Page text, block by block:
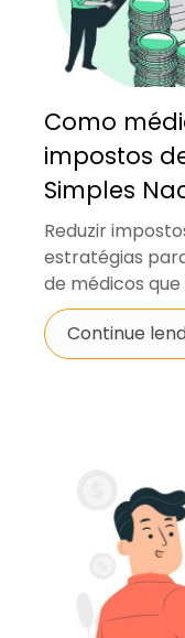
Como
impostos
Simples
Reduzir
estratégias
de médicos que
Continue